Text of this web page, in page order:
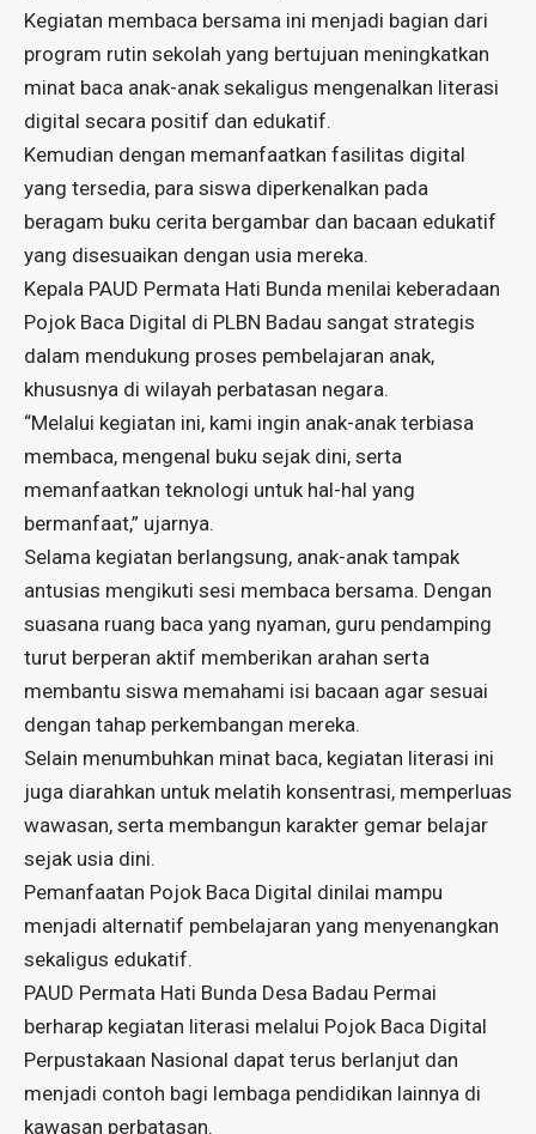
Kegiatan membaca bersama ini menjadi bagian dari
program rutin sekolah yang bertujuan meningkatkan
minat baca anak-anak sekaligus mengenalkan literasi
digital secara positif dan edukatif.
Kemudian dengan memanfaatkan fasilitas digital
yang tersedia, para siswa diperkenalkan pada
beragam buku cerita bergambar dan bacaan edukatif
yang disesuaikan dengan usia mereka.
Kepala PAUD Permata Hati Bunda menilai keberadaan
Pojok Baca Digital di PLBN Badau sangat strategis
dalam mendukung proses pembelajaran anak,
khususnya di wilayah perbatasan negara.
“Melalui kegiatan ini, kami ingin anak-anak terbiasa
membaca, mengenal buku sejak dini, serta
memanfaatkan teknologi untuk hal-hal yang
bermanfaat,” ujarnya.
Selama kegiatan berlangsung, anak-anak tampak
antusias mengikuti sesi membaca bersama. Dengan
suasana ruang baca yang nyaman, guru pendamping
turut berperan aktif memberikan arahan serta
membantu siswa memahami isi bacaan agar sesuai
dengan tahap perkembangan mereka.
Selain menumbuhkan minat baca, kegiatan literasi ini
juga diarahkan untuk melatih konsentrasi, memperluas
wawasan, serta membangun karakter gemar belajar
sejak usia dini.
Pemanfaatan Pojok Baca Digital dinilai mampu
menjadi alternatif pembelajaran yang menyenangkan
sekaligus edukatif.
PAUD Permata Hati Bunda Desa Badau Permai
berharap kegiatan literasi melalui Pojok Baca Digital
Perpustakaan Nasional dapat terus berlanjut dan
menjadi contoh bagi lembaga pendidikan lainnya di
kawasan perbatasan.